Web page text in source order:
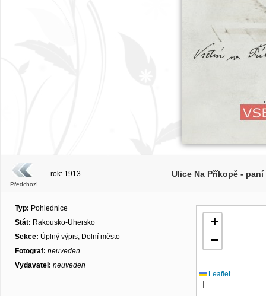
Předchozí
rok: 1913 Ulice Na Příkopě -
Typ: Pohlednice
Stát: Rakousko-Uhersko
Sekce: Úplný výpis, Dolní město
Fotograf: neuveden
Vydavatel: neuveden
+
−
Leaflet
|